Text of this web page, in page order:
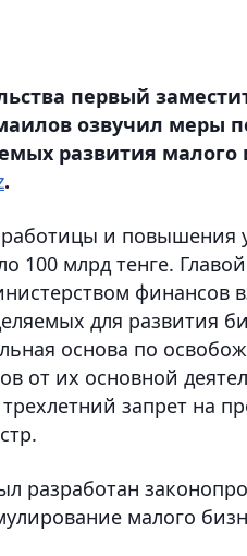
первый
озвучил меры
развития
.
и повышения
100 млрд тенге.
финансов
для развития
основа по
от их основной
трехлетний запрет на
малого